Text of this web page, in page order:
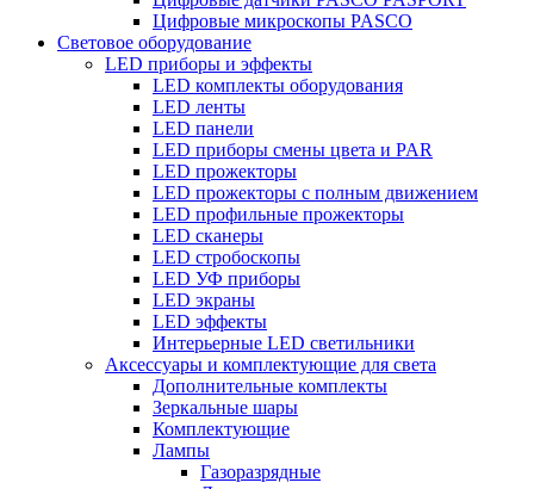
Цифровые микроскопы PASCO
Световое оборудование
LED приборы и эффекты
LED комплекты оборудования
LED ленты
LED панели
LED приборы смены цвета и PAR
LED прожекторы
LED прожекторы с полным движением
LED профильные прожекторы
LED сканеры
LED стробоскопы
LED УФ приборы
LED экраны
LED эффекты
Интерьерные LED светильники
Аксессуары и комплектующие для света
Дополнительные комплекты
Зеркальные шары
Комплектующие
Лампы
Газоразрядные